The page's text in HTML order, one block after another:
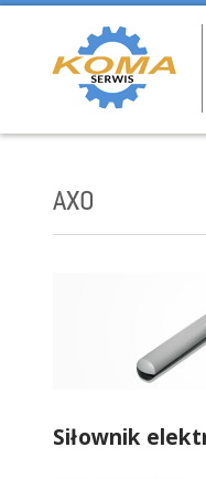
AXO
Siłownik